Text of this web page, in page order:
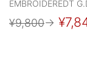
EMBROIDEREDT
¥9,800→